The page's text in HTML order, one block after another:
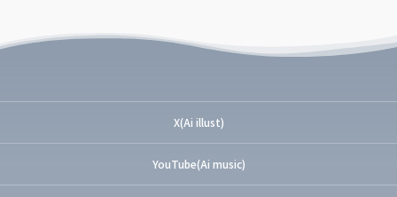
X(Ai illust)
YouTube(Ai music)